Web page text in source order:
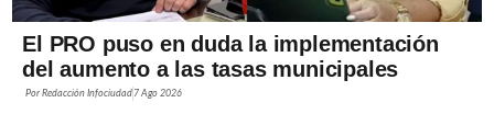
El PRO puso en duda la implementación
del aumento a las tasas municipales
PorRedacción Infociudad 7 Ago 2026